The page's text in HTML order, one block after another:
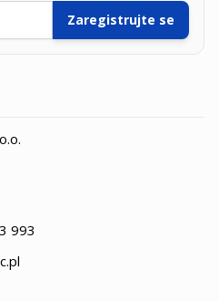
E-mailová adresa
Zaregistrujte se
993